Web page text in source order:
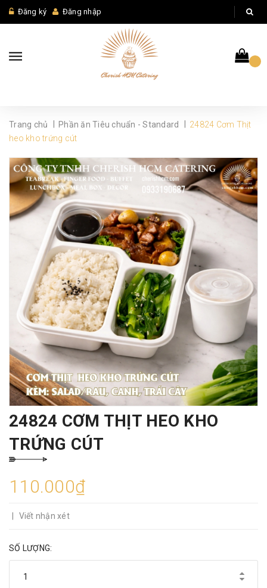
Đăng ký Đăng nhập
Trang chủ Phần ăn Tiêu chuẩn - Standard
24824 Cơm Thịt
heo kho trứng cút
24824 CƠM THỊT HEO KHO
TRỨNG CÚT
110.000₫
Viết nhận xét
SỐ LƯỢNG: